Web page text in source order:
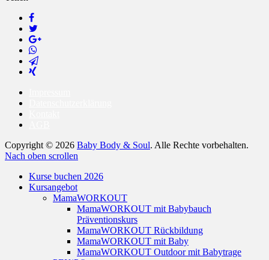
Copyright © 2026 Baby Body & Soul. Alle Rechte vorbehalten.
Nach oben scrollen
Kurse buchen 2026
Kursangebot
MamaWORKOUT
MamaWORKOUT mit Babybauch
Präventionskurs
MamaWORKOUT Rückbildung
MamaWORKOUT mit Baby
MamaWORKOUT Outdoor mit Babytrage